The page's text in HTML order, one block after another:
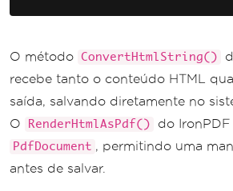
O método ConvertHtmlString()
recebe tanto o conteúdo HTML
saída, salvando diretamente no
O
RenderHtmlAsPdf() do
PdfDocument , permitindo uma
antes de salvar.